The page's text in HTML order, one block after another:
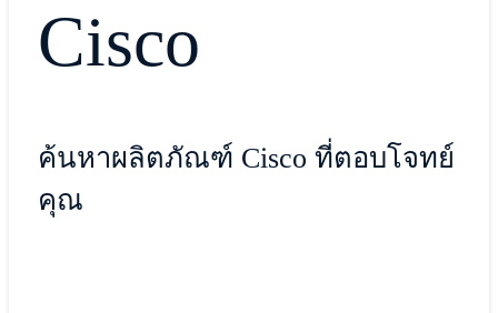
Cisco
ค้นหาผลิตภัณฑ์ Cisco ที่ตอบโจทย์
คุณ